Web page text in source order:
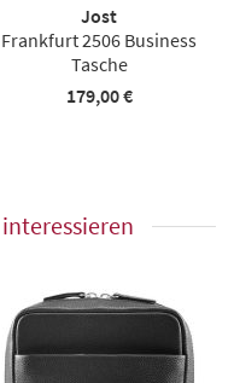
Jost
Frankfurt 2506 Business
Tasche
179,00 €